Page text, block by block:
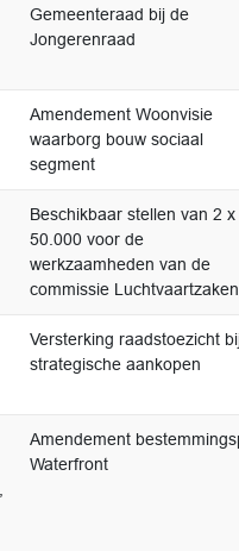
Gemeenteraad bij de
Jongerenraad
Amendement Woonvisie
waarborg bouw sociaal
segment
Beschikbaar stellen van 2 x
50.000 voor de
werkzaamheden van de
commissie Luchtvaartzaken
Versterking raadstoezicht
strategische aankopen
Amendement
Waterfront